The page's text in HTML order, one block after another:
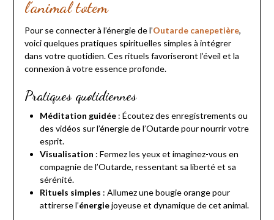
l’animal totem
Pour se connecter à l’énergie de l’Outarde canepetière,
voici quelques pratiques spirituelles simples à intégrer
dans votre quotidien. Ces rituels favoriseront l’éveil et la
connexion à votre essence profonde.
Pratiques quotidiennes
Méditation guidée: Écoutez des enregistrements ou
des vidéos sur l’énergie de l’Outarde pour nourrir votre
esprit.
Visualisation : Fermez les yeux et imaginez-vous en
compagnie de l’Outarde, ressentant sa liberté et sa
sérénité.
Rituels simples : Allumez une bougie orange pour
attirerse l’énergiejoyeuse et dynamique de cet animal.